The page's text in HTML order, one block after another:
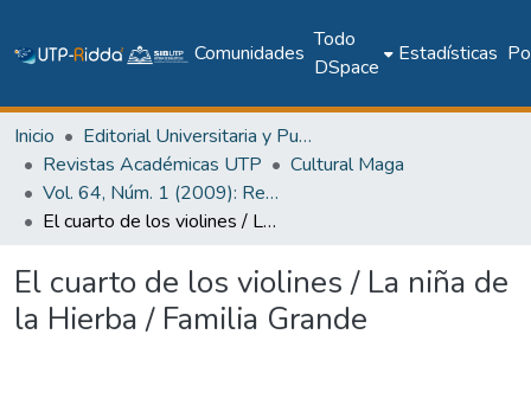
Comunidades
Todo
DSpace
Estadísticas
Inicio
Editorial Universitaria y Publicaciones Seriadas
Revistas Académicas UTP
Cultural Maga
Vol. 64, Núm. 1 (2009): Revista Maga
El cuarto de los violines / La niña de la Hierba / Familia Grande
El cuarto de los violines / La niña de
la Hierba / Familia Grande